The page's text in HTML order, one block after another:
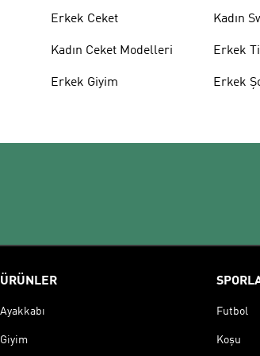
Erkek Ceket
Kadın Ceket Modelleri
Erkek Giyim
Kadın
Erkek
Erkek
ÜRÜNLER
Ayakkabı
Giyim
Futbol
Koşu